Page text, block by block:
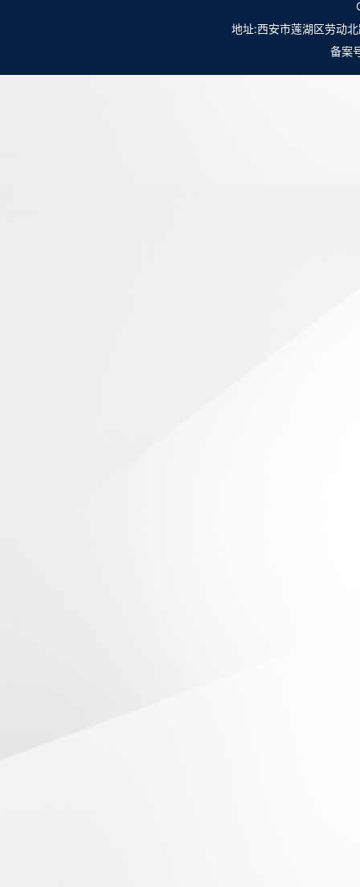
地址:西安市莲湖区劳动
备案